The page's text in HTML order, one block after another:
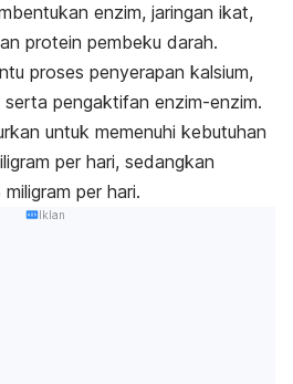
enzim, jaringan ikat,
protein pembeku darah.
proses penyerapan kalsium,
serta pengaktifan enzim-enzim.
untuk memenuhi kebutuhan
per hari, sedangkan
per hari.
Iklan